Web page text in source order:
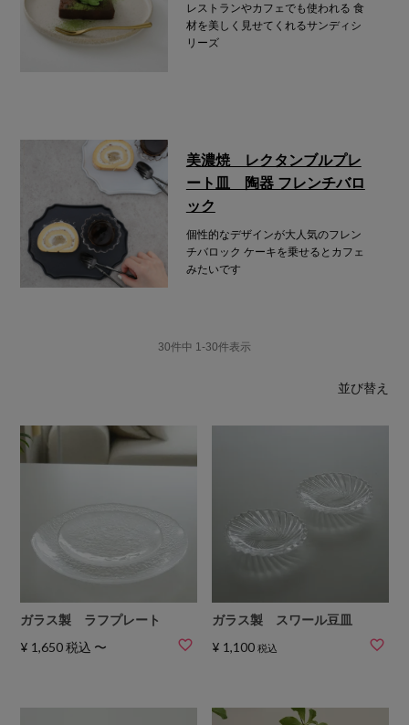
レストランやカフェでも使われる 食
材を美しく見せてくれるサンディシ
リーズ
美濃焼 レクタンブルプレ
ート皿 陶器 フレンチバロ
ック
個性的なデザインが大人気のフレン
チバロック ケーキを乗せるとカフェ
みたいです
並び替え
30件中 1-30件表示
ガラス製 ラフプレート
¥ 1,650 税込 〜
ガラス製 スワール豆皿
¥ 1,100 税込